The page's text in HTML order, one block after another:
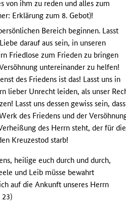
von ihm zu reden und alles zum
Erklärung zum 8. Gebot)!
Bereich beginnen. Lasst
darauf aus sein, in unseren
Friedlose zum Frieden zu bringen
untereinander zu helfen!
des Friedens ist das! Lasst uns in
lieber Unrecht leiden, als unser
Lasst uns dessen gewiss sein, dass
des Friedens und der
des Herrn steht, der für die
Kreuzestod starb!
heilige euch durch und durch,
und Leib müsse bewahrt
auf die Ankunft unseres Herrn
23)